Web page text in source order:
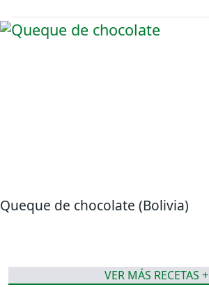
Queque de chocolate (Bolivia)
VER MÁS RECETAS +